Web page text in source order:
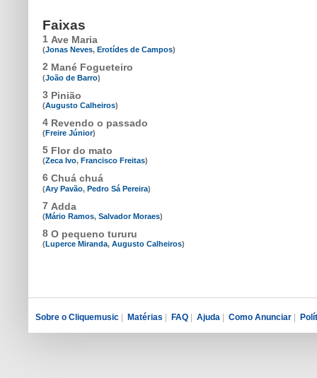
Faixas
1 Ave Maria
(Jonas Neves, Erotídes de Campos)
2 Mané Fogueteiro
(João de Barro)
3 Pinião
(Augusto Calheiros)
4 Revendo o passado
(Freire Júnior)
5 Flor do mato
(Zeca Ivo, Francisco Freitas)
6 Chuá chuá
(Ary Pavão, Pedro Sá Pereira)
7 Adda
(Mário Ramos, Salvador Moraes)
8 O pequeno tururu
(Luperce Miranda, Augusto Calheiros)
Sobre o Cliquemusic Matérias FAQ Ajuda Como Anunciar